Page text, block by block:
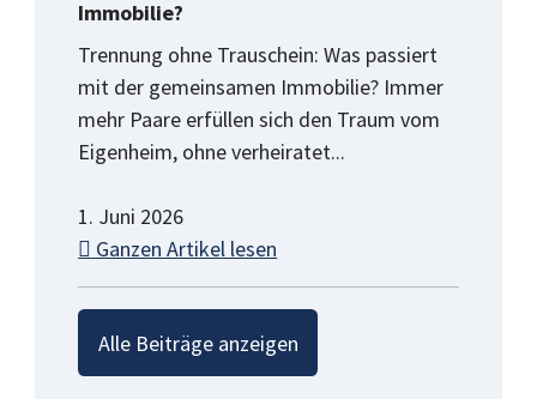
Immobilie?
Trennung ohne Trauschein: Was passiert
mit der gemeinsamen Immobilie? Immer
mehr Paare erfüllen sich den Traum vom
Eigenheim, ohne verheiratet...
1. Juni 2026
Ganzen Artikel lesen
Alle Beiträge anzeigen